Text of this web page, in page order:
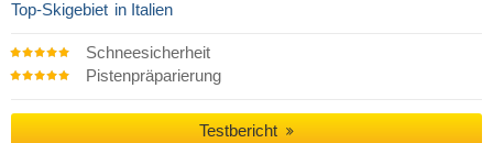
Top-Skigebiet in Italien
Schneesicherheit
Pistenpräparierung
Testbericht